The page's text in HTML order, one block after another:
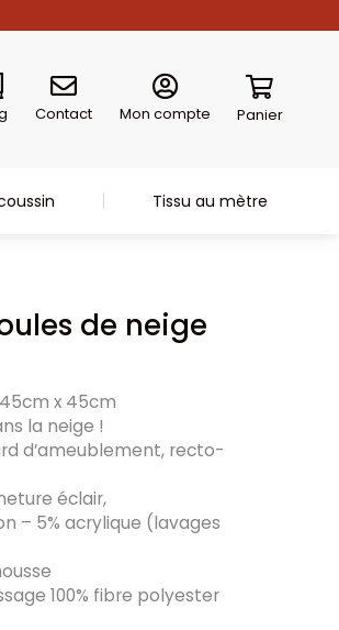
Contact Mon compte Panier
Tissu au mètre
de neige
x 45cm
la neige !
d’ameublement, recto-
éclair,
– 5% acrylique (lavages
100% fibre polyester